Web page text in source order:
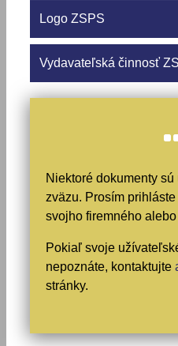
Logo ZSPS
Vydavateľská činnosť
Niektoré dokumenty
zväzu. Prosím
svojho firemného
Pokiaľ svoje
nepoznáte, kontaktujte
stránky.